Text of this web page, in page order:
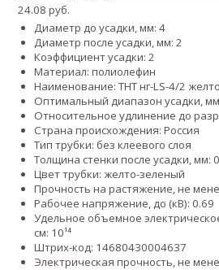
24.08 руб.
Диаметр до усадки, мм: 4
Диаметр после усадки, мм: 2
Коэффициент усадки: 2
Материал: полиолефин
Наименование: ТНТ нг-LS-4/2
Оптимальный диапазон усадки,
Относительное удлинение до
Страна происхождения: Россия
Тип трубки: без клеевого слоя
Толщина стенки после усадки, мм:
Цвет трубки: желто-зеленый
Прочность на растяжение, не
Рабочее напряжение, до (кВ): 0.69
Удельное объемное
см: 10¹⁴
Штрих-код: 14680430004637
Электрическая прочность, не